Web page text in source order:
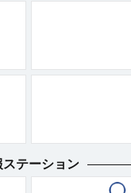
ステーション